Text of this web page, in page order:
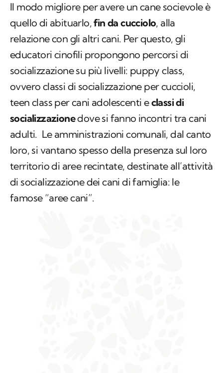
Il modo migliore per avere un cane socievole è
quello di abituarlo,fin da cucciolo, alla
relazione con gli altri cani. Per questo, gli
educatori cinofili propongono percorsi di
socializzazione su più livelli: puppy class,
ovvero classi di socializzazione per cuccioli,
teen class per cani adolescenti eclassi di
socializzazionedove si fanno incontri tra cani
adulti. Le amministrazioni comunali, dal canto
loro, si vantano spesso della presenza sul loro
territorio di aree recintate, destinate all’attività
di socializzazione dei cani di famiglia: le
famose “aree cani”.